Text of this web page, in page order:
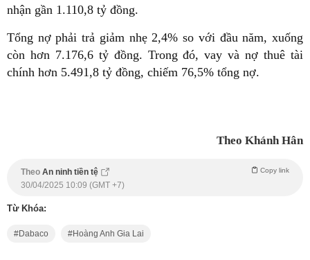
nhận gần 1.110,8 tỷ đồng.
Tổng nợ phải trả giảm nhẹ 2,4% so với đầu năm, xuống
còn hơn 7.176,6 tỷ đồng. Trong đó, vay và nợ thuê tài
chính hơn 5.491,8 tỷ đồng, chiếm 76,5% tổng nợ.
Theo Khánh Hân
Theo An ninh tiền tệ Copy link
30/04/2025 10:09 (GMT +7)
Từ Khóa:
Dabaco Hoàng Anh Gia Lai